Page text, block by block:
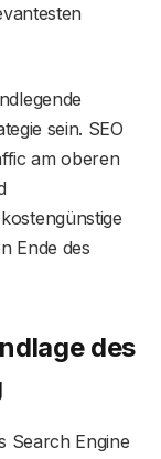
sein. SEO
am oberen
Ende des
des
Search Engine